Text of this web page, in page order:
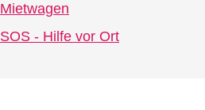
Mietwagen
SOS - Hilfe vor Ort